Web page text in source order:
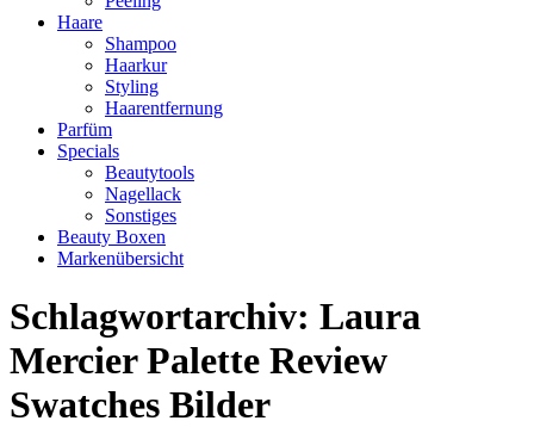
Haare
Shampoo
Haarkur
Styling
Haarentfernung
Parfüm
Specials
Beautytools
Nagellack
Sonstiges
Beauty Boxen
Markenübersicht
Schlagwortarchiv: Laura
Mercier Palette Review
Swatches Bilder